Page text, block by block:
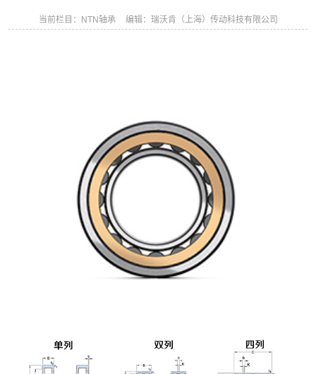
当前栏目：NTN轴承 编辑：瑞沃肯（上海）传动科技有限公司